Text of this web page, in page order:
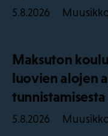
5.8.2026
Maksuton
luovien alojen
tunnistamisesta
5.8.2026